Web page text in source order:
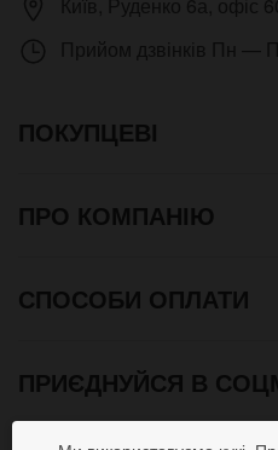
ПОКУПЦЕВІ
ПРО КОМПАНІЮ
СПОСОБИ ОПЛАТИ
ПРИЄДНУЙСЯ В